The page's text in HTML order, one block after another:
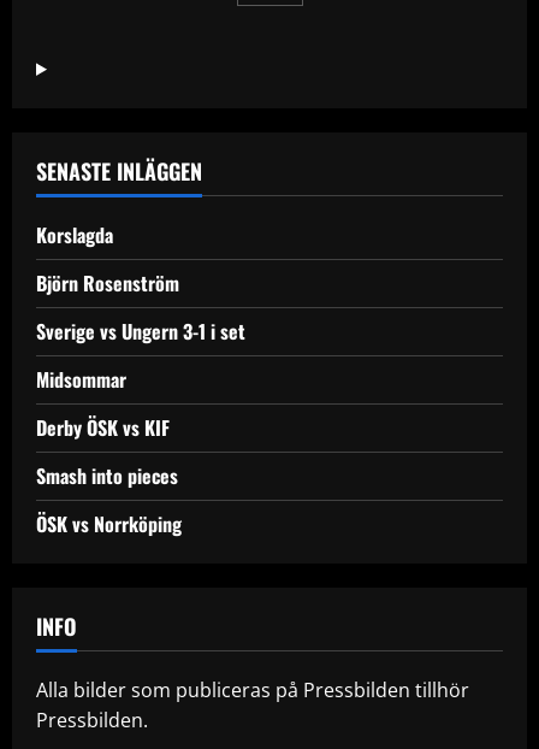
inlägg
SENASTE INLÄGGEN
Korslagda
Björn Rosenström
Sverige vs Ungern 3-1 i set
Midsommar
Derby ÖSK vs KIF
Smash into pieces
ÖSK vs Norrköping
INFO
Alla bilder som publiceras på Pressbilden tillhör
Pressbilden.